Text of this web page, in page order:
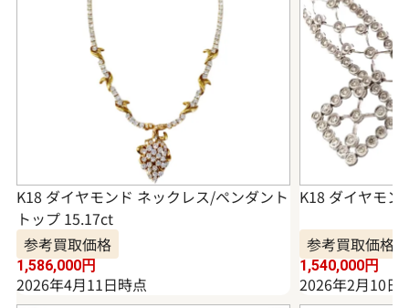
K18 ダイヤモンド ネックレス/ペンダント
トップ 15.17ct
参考買取価格
1,586,000円
2026年4月11日時点
K18 ダイヤモン
参考買取価格
1,540,000円
2026年2月10日